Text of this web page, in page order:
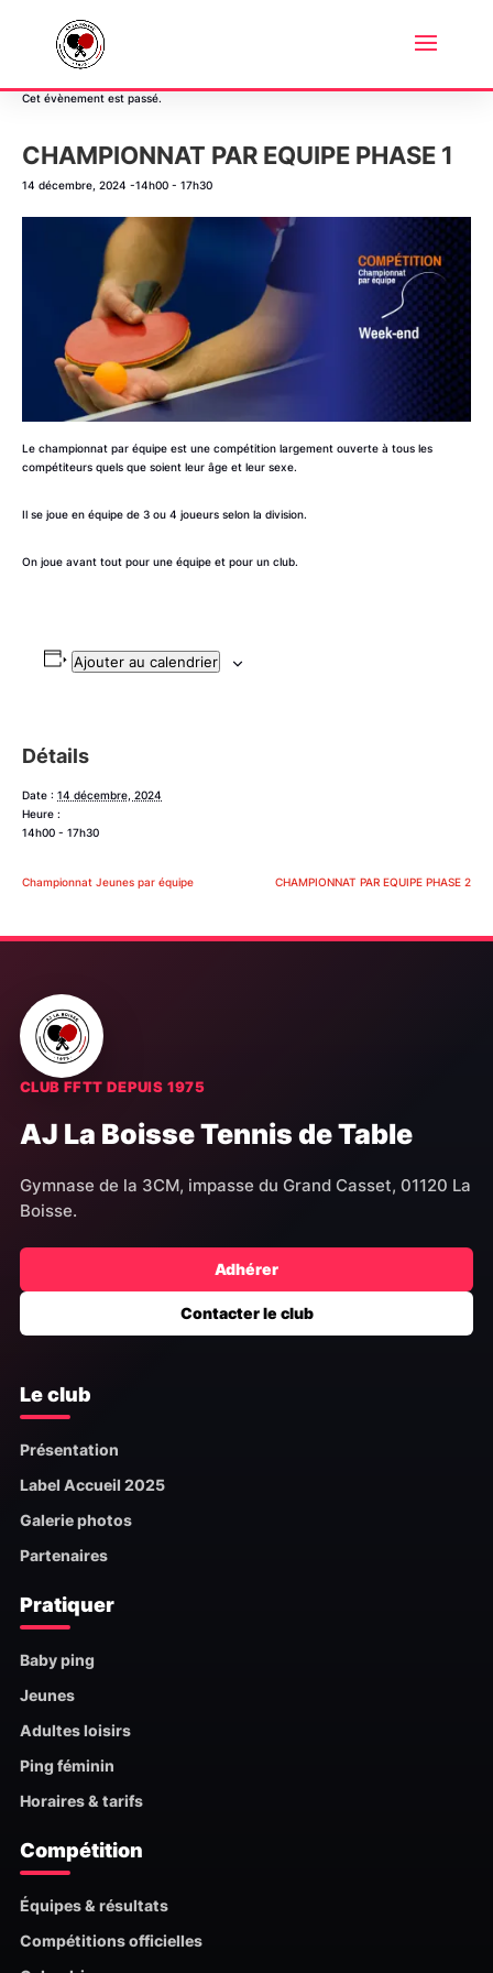
« Tous les Évènements
Cet évènement est passé.
CHAMPIONNAT PAR EQUIPE PHASE 1
14 décembre, 2024 -14h00 - 17h30
Le championnat par équipe est une compétition largement ouverte à tous les
compétiteurs quels que soient leur âge et leur sexe.
Il se joue en équipe de 3 ou 4 joueurs selon la division.
On joue avant tout pour une équipe et pour un club.
Ajouter au calendrier
Détails
Date : 14 décembre, 2024
Heure :
14h00 - 17h30
Championnat Jeunes par équipe CHAMPIONNAT PAR EQUIPE PHASE 2
CLUB FFTT DEPUIS 1975
AJ La Boisse Tennis de Table
Gymnase de la 3CM, impasse du Grand Casset, 01120 La
Boisse.
Adhérer
Contacter le club
Le club
Présentation
Label Accueil 2025
Galerie photos
Partenaires
Pratiquer
Baby ping
Jeunes
Adultes loisirs
Ping féminin
Horaires & tarifs
Compétition
Équipes & résultats
Compétitions officielles